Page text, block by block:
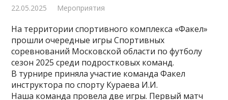
22.05.2025 Мероприятия
На территории спортивного комплекса «Факел»
прошли очередные игры Спортивных
соревнований Московской области по футболу
сезон 2025 среди подростковых команд.
В турнире приняла участие команда Факел
инструктора по спорту Кураева И.И.
Наша команда провела две игры. Первый матч